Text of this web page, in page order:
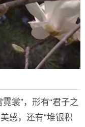
裳”，形有“君子之
感，还有“堆银积